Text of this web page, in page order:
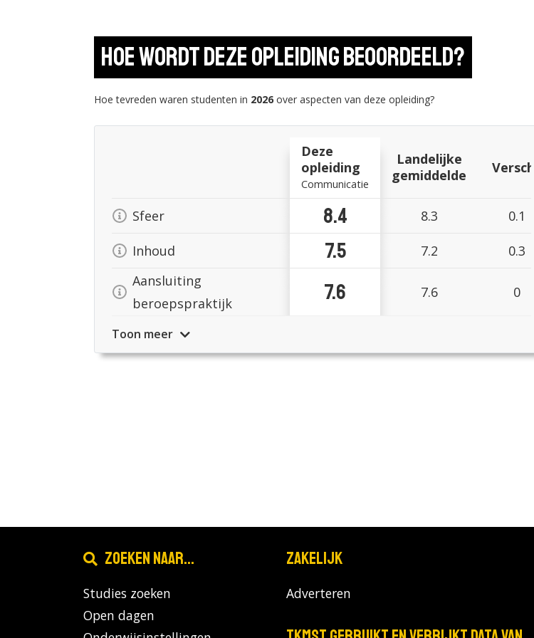
Hoe wordt deze opleiding beoordeeld?
Hoe tevreden waren studenten in 2026 over aspecten van deze opleiding?
Deze
opleiding
Communicatie
Landelijke
gemiddelde
Verschil
Sfeer 8.4 8.3 0.1
Inhoud 7.5 7.2
0.3
Aansluiting
beroepspraktijk
7.6 7.6 0
Toon meer
Zoeken naar...
Studies zoeken
Open dagen
Zakelijk
Adverteren